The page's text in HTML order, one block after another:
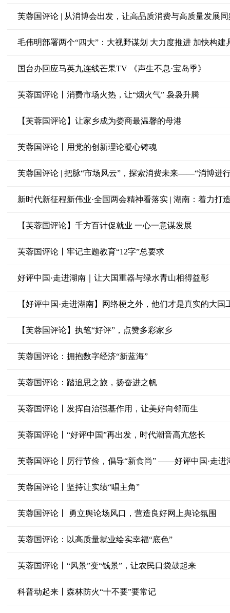
芙蓉国评论 | 从消博会出发，让高品质消费与高质量发展
毛伟明部署两个“四大”：大视野谋划 大力度推进 加快构
国台办回应马英九连线芒果TV 《声生不息·宝岛季》
芙蓉国评论丨消费市场火热，让“烟火气” 袅袅升腾
【芙蓉国评论】让家乡成为娄商最温馨的母港
芙蓉国评论丨用党的创新理论凝心铸魂
芙蓉国评论 | 把脉“市场风云”，探索消费未来——“消博进
新时代新征程新伟业·全国两会精神看落实 | 湖南：着力打
【芙蓉国评论】千方百计促就业 一心一意谋发展
芙蓉国评论丨牢记主题教育“12字”总要求
好评中国·走进湖南｜让大国重器与绿水青山相得益彰
【好评中国·走进湖南】网络梗之外，他们才是真实的大国
【芙蓉国评论】执笔“好评”，点赞多彩家乡
芙蓉国评论：拥抱数字经济“新蓝海”
芙蓉国评论：踏追思之旅，扬奋进之帆
芙蓉国评论丨发挥自治强基作用，让美好向邻而生
芙蓉国评论丨“好评中国”再出发，时代潮音高亢悠长
芙蓉国评论丨厉行节俭，倡导“新食尚” ——好评中国·走进
芙蓉国评论丨坚持让实绩“唱主角”
芙蓉国评论丨 勇立舆论场风口，营造良好网上舆论氛围
芙蓉国评论：以高质量就业绘实幸福“底色”
芙蓉国评论丨“风景”变“钱景”，让农民口袋鼓起来
科普动起来丨森林防火“十不要”要常记